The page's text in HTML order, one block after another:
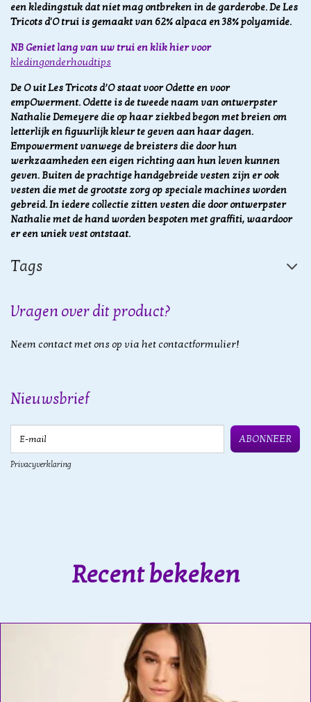
een kledingstuk dat niet mag ontbreken in de garderobe. De Les
Tricots d'O trui is gemaakt van 62% alpaca en 38% polyamide.
NB Geniet lang van uw trui en klik hier voor
kledingonderhoudtips
De O uit Les Tricots d’O staat voor Odette en voor
empOwerment. Odette is de tweede naam van ontwerpster
Nathalie Demeyere die op haar ziekbed begon met breien om
letterlijk en figuurlijk kleur te geven aan haar dagen.
Empowerment vanwege de breisters die door hun
werkzaamheden een eigen richting aan hun leven kunnen
geven. Buiten de prachtige handgebreide vesten zijn er ook
vesten die met de grootste zorg op speciale machines worden
gebreid. In iedere collectie zitten vesten die door ontwerpster
Nathalie met de hand worden bespoten met graffiti, waardoor
er een uniek vest ontstaat.
Tags
Vragen over dit product?
Neem contact met ons op via het contactformulier!
Nieuwsbrief
ABONNEER
Privacyverklaring
Recent bekeken